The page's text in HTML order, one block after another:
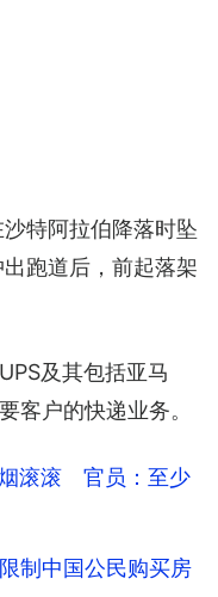
特阿拉伯降落时坠
跑道后，前起落架
及其包括亚马
客户的快递业务。
烟滚滚 官员：至少
制中国公民购买房